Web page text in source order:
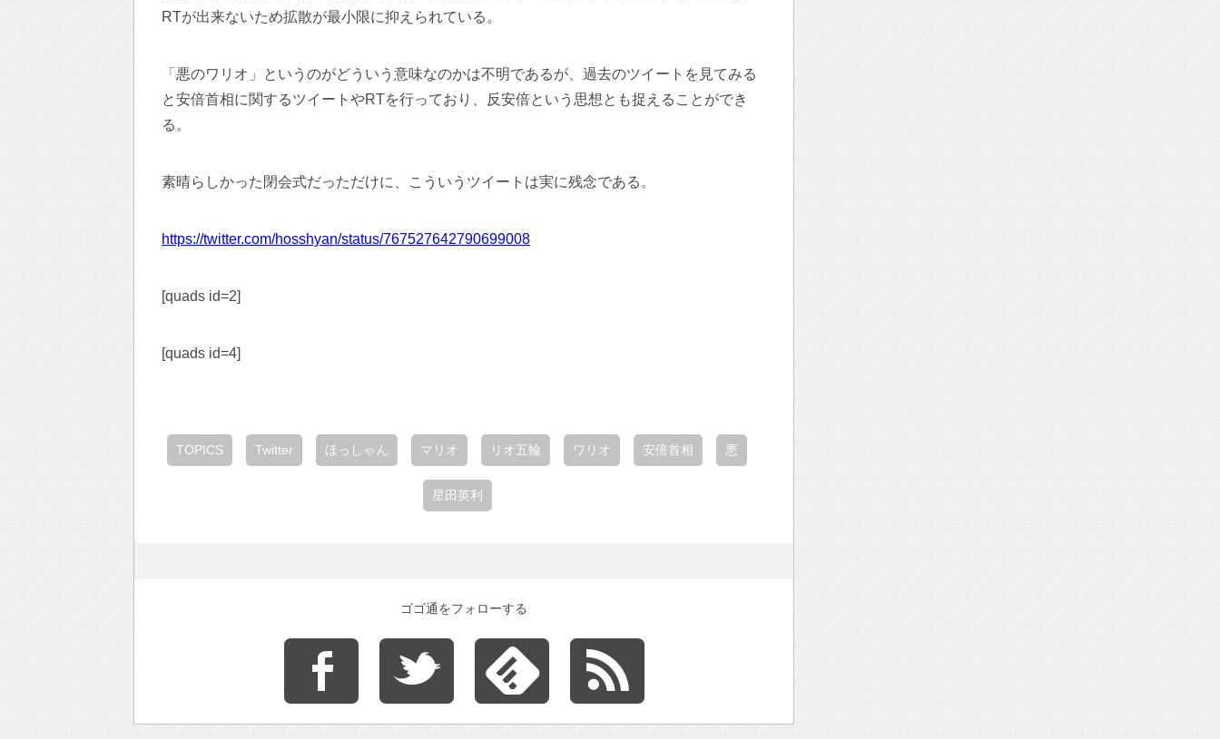
RTが出来ないため拡散が最小限に抑えられている。
「悪のワリオ」というのがどういう意味なのかは不明であるが、過去のツイートを見てみる
と安倍首相に関するツイートやRTを行っており、反安倍という思想とも捉えることができ
る。
素晴らしかった閉会式だっただけに、こういうツイートは実に残念である。
https://twitter.com/hosshyan/status/767527642790699008
[quads id=2]
[quads id=4]
TOPICS Twitter ほっしゃん マリオ リオ五輪 ワリオ 安倍首相 悪
星田英利
ゴゴ通をフォローする